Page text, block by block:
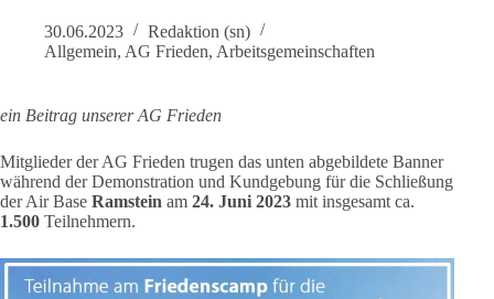
30.06.2023
Redaktion (sn)
Allgemein, AG Frieden, Arbeitsgemeinschaften
ein Beitrag unserer AG Frieden
Mitglieder der AG Frieden trugen das unten abgebildete Banner
während der Demonstration und Kundgebung für die Schließung
der Air Base Ramstein am 24. Juni 2023 mit insgesamt ca.
1.500 Teilnehmern.